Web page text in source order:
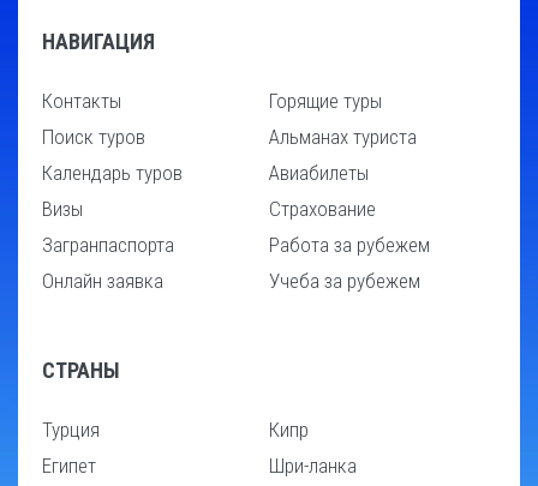
НАВИГАЦИЯ
Контакты
Поиск туров
Календарь туров
Визы
Загранпаспорта
Онлайн заявка
Горящие туры
Альманах туриста
Авиабилеты
Страхование
Работа за рубежем
Учеба за рубежем
СТРАНЫ
Турция
Египет
Кипр
Шри-ланка